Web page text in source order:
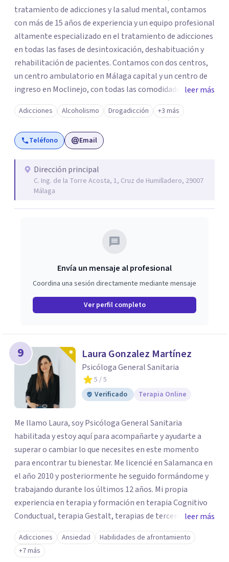
tratamiento de adicciones y la salud mental, contamos
con más de 15 años de experiencia y un equipo profesional
altamente especializado en el tratamiento de adicciones
en todas las fases de desintoxicación, deshabituación y
rehabilitación de pacientes. Contamos con dos centros,
un centro ambulatorio en Málaga capital y un centro de
ingreso en Moclinejo, con todas las comodidades de un
hotel y las capacidades de una clínica. El tratamiento será
realizado en modalidad de internamiento o ambulatorio
dependiendo de las necesidades del paciente. El Centro
Ambulatorio permite que las personas que experimentan
sin tener que abandonar su vida normal. Suele ser el caso
de pacientes que, a pesar de tener consumos o conductas
patológicas, aún mantienen una estructura personal,
familiar, laboral y social adecuada, por lo que no es
alejado de núcleos urbanos, en un entorno natural
próximo a la localidad malagueña de Moclinejo. Cuenta
con todo tipo de comodidades, piscina y espectaculares
vistas al mar y a la montaña.
leer más
Adicciones Alcoholismo Drogadicción +3 más
Teléfono Email
Dirección principal
C. Ing. de la Torre Acosta, 1, Cruz de Humilladero, 29007
Málaga
Envía un mensaje al profesional
Coordina una sesión directamente mediante mensaje
Ver perfil completo
9 Laura Gonzalez Martínez
Psicóloga General Sanitaria
5 / 5
Verificado
Terapia Online
Me llamo Laura, soy Psicóloga General Sanitaria
habilitada y estoy aquí para acompañarte y ayudarte a
superar o cambiar lo que necesites en este momento
para encontrar tu bienestar. Me licencié en Salamanca en
el año 2010 y posteriormente he seguido formándome y
trabajando durante los últimos 12 años. Mi propia
experiencia en terapia y formación en terapia Cognitivo
Conductual, terapia Gestalt, terapias de tercera
generación, coaching, inteligencia emocional, psicología
positiva ayudarán a que puedas conseguir los objetivos
que te propongas Todas las personas pasamos por
leer más
Adicciones Ansiedad
Habilidades de afrontamiento
+7 más